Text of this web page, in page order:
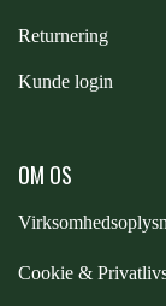
Returnering
Kunde login
OM OS
Cookie &